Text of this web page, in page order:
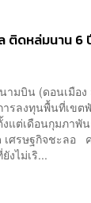
ติดหล่มนาน 6
ามบิน (ดอนเมือ
ารลงทุนพื้นที่เข
แต่เดือนกุมภาพั
ศรษฐกิจชะลอ
งไม่เริ...